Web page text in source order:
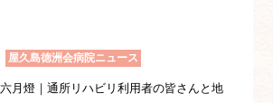
屋久島徳洲会病院ニュース
月燈｜通所リハビリ利用者の皆さんと地